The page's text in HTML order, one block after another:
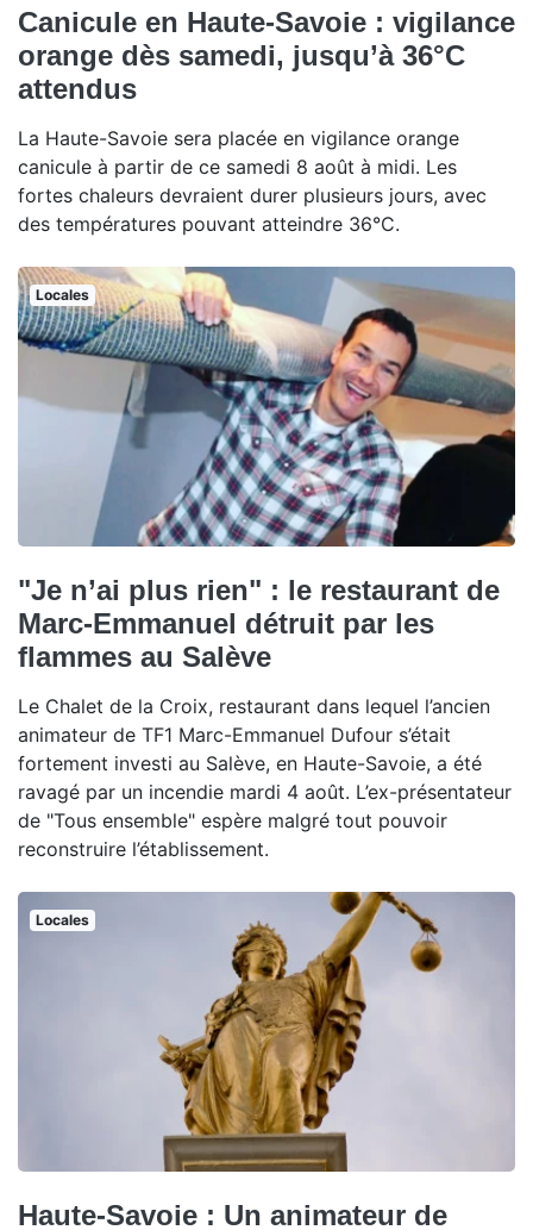
Canicule en Haute-Savoie : vigilance
orange dès samedi, jusqu’à 36°C
attendus
La Haute-Savoie sera placée en vigilance orange
canicule à partir de ce samedi 8 août à midi. Les
fortes chaleurs devraient durer plusieurs jours, avec
des températures pouvant atteindre 36°C.
Locales
"Je n’ai plus rien" : le restaurant de
Marc-Emmanuel détruit par les
flammes au Salève
Le Chalet de la Croix, restaurant dans lequel l’ancien
animateur de TF1 Marc-Emmanuel Dufour s’était
fortement investi au Salève, en Haute-Savoie, a été
ravagé par un incendie mardi 4 août. L’ex-présentateur
de "Tous ensemble" espère malgré tout pouvoir
reconstruire l’établissement.
Locales
Haute-Savoie : Un animateur de